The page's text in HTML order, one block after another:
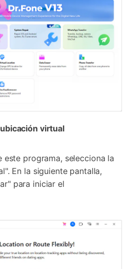
virtual
este programa, selecciona la
En la siguiente pantalla,
para iniciar el